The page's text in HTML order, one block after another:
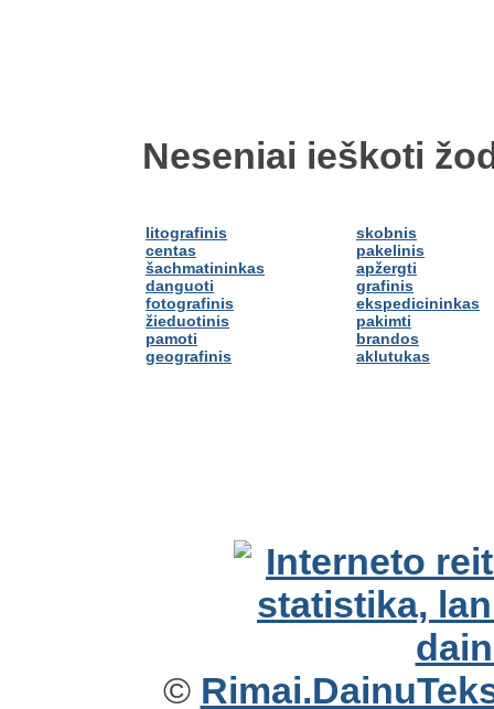
Neseniai ieškoti
litografinis
centas
šachmatininkas
danguoti
fotografinis
žieduotinis
pamoti
geografinis
skobnis
pakelinis
apžergti
grafinis
ekspedicininkas
pakimti
brandos
aklutukas
©